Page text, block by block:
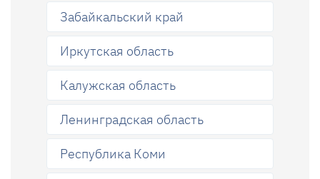
Забайкальский край
Иркутская область
Калужская область
Ленинградская область
Республика Коми